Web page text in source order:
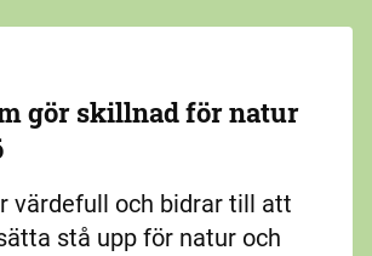
gör skillnad för natur
värdefull och bidrar till att
stå upp för natur och